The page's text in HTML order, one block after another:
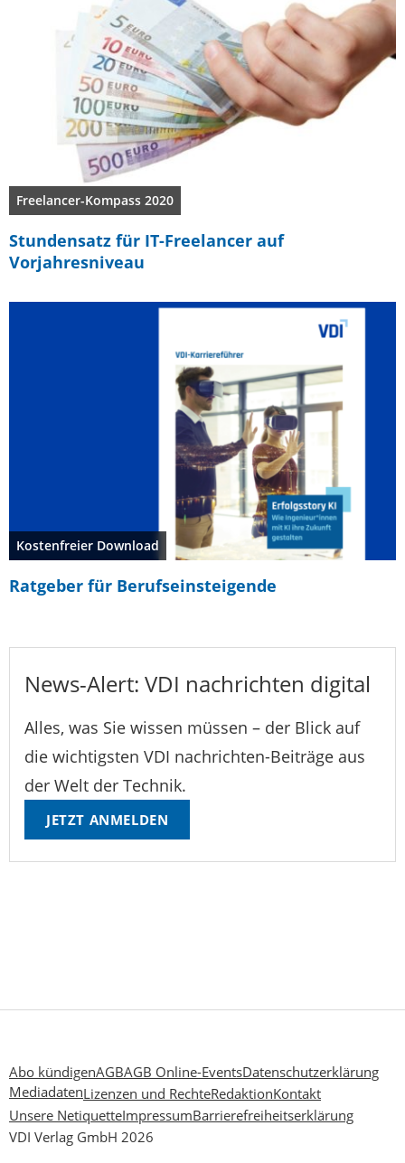
Freelancer-Kompass 2020
Stundensatz für IT-Freelancer auf
Vorjahresniveau
Kostenfreier Download
Ratgeber für Berufseinsteigende
News-Alert: VDI nachrichten digital
Alles, was Sie wissen müssen – der Blick auf
die wichtigsten VDI nachrichten-Beiträge aus
der Welt der Technik.
JETZT ANMELDEN
Abo kündigenAGBAGB Online-EventsDatenschutzerklärung
MediadatenLizenzen und RechteRedaktionKontakt
Unsere NetiquetteImpressumBarrierefreiheitserklärung
VDI Verlag GmbH 2026